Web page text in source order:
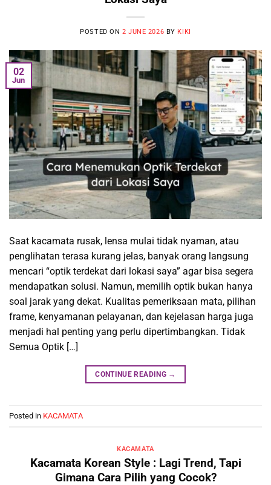
POSTED ON 2 JUNE 2026 BY KIKI
02
Jun
Saat kacamata rusak, lensa mulai tidak nyaman, atau
penglihatan terasa kurang jelas, banyak orang langsung
mencari “optik terdekat dari lokasi saya” agar bisa segera
mendapatkan solusi. Namun, memilih optik bukan hanya
soal jarak yang dekat. Kualitas pemeriksaan mata, pilihan
frame, kenyamanan pelayanan, dan kejelasan harga juga
menjadi hal penting yang perlu dipertimbangkan. Tidak
Semua Optik […]
CONTINUE READING →
Posted in KACAMATA
KACAMATA
Kacamata Korean Style : Lagi Trend, Tapi
Gimana Cara Pilih yang Cocok?